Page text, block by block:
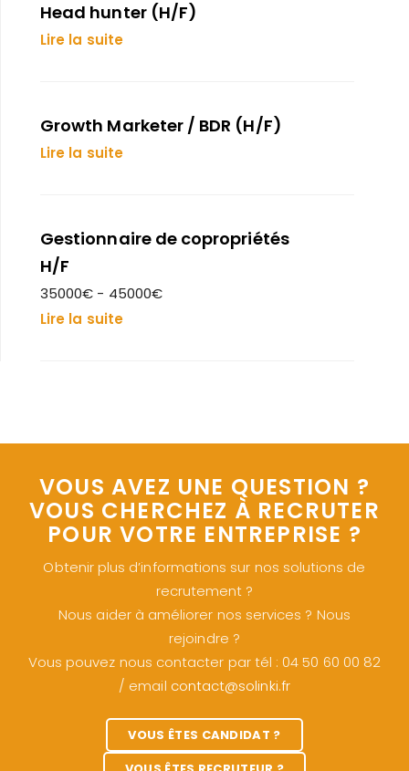
Head hunter (H/F)
Lire la suite
Growth Marketer / BDR (H/F)
Lire la suite
Gestionnaire de copropriétés
H/F
35000€ - 45000€
Lire la suite
VOUS AVEZ UNE QUESTION ?
VOUS CHERCHEZ À RECRUTER
POUR VOTRE ENTREPRISE ?
Obtenir plus d’informations sur nos solutions de
recrutement ?
Nous aider à améliorer nos services ? Nous
rejoindre ?
Vous pouvez nous contacter par tél : 04 50 60 00 82
/ email contact@solinki.fr
VOUS ÊTES CANDIDAT ?